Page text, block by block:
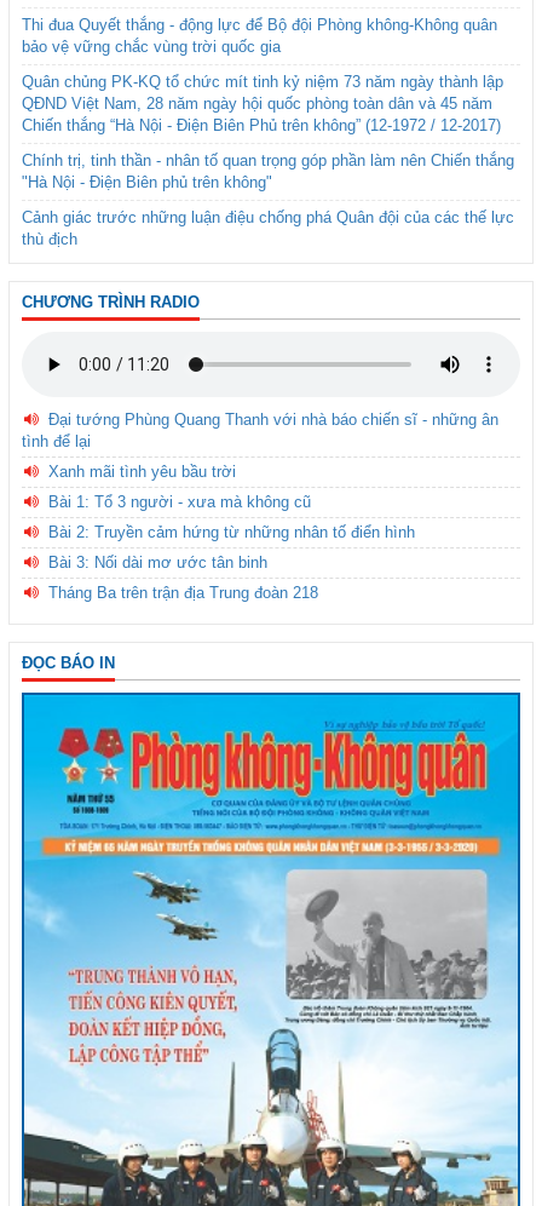
Thi đua Quyết thắng - động lực để Bộ đội Phòng không-Không quân
bảo vệ vững chắc vùng trời quốc gia
Quân chủng PK-KQ tổ chức mít tinh kỷ niệm 73 năm ngày thành lập
QĐND Việt Nam, 28 năm ngày hội quốc phòng toàn dân và 45 năm
Chiến thắng “Hà Nội - Điện Biên Phủ trên không” (12-1972 / 12-2017)
Chính trị, tinh thần - nhân tố quan trọng góp phần làm nên Chiến thắng
"Hà Nội - Điện Biên phủ trên không"
Cảnh giác trước những luận điệu chống phá Quân đội của các thế lực
thù địch
CHƯƠNG TRÌNH RADIO
Đại tướng Phùng Quang Thanh với nhà báo chiến sĩ - những ân
tình để lại
Xanh mãi tình yêu bầu trời
Bài 1: Tổ 3 người - xưa mà không cũ
Bài 2: Truyền cảm hứng từ những nhân tố điển hình
Bài 3: Nối dài mơ ước tân binh
Tháng Ba trên trận địa Trung đoàn 218
ĐỌC BÁO IN